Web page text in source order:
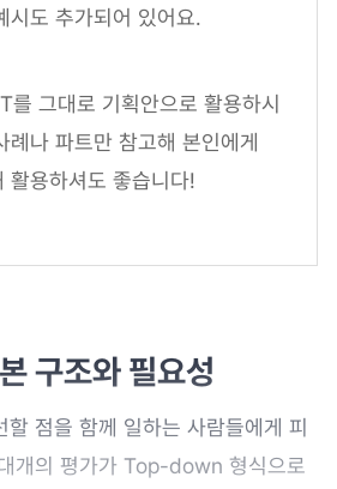
시도 추가되어 있어요.
를 그대로 기획안으로 활용하시
례나 파트만 참고해 본인에게
활용하셔도 좋습니다!
구조와 필요성
점을 함께 일하는 사람들에게 피
개의 평가가 Top-down 형식으로